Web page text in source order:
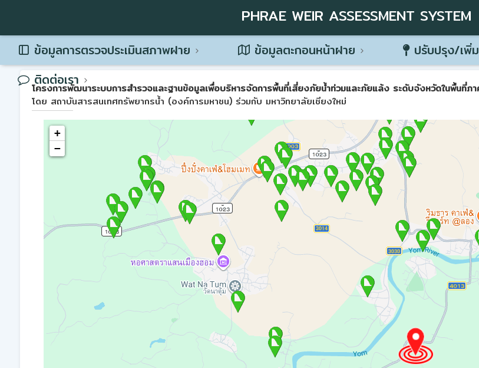
PHRAE WEIR ASSESSMENT SYSTEM
ข้อมูลการตรวจประเมินสภาพฝาย ข้อมูลตะกอนหน้าฝาย ปรับปรุง/เพิ่
ติดต่อเรา
โครงการพัฒนาระบบการสำรวจและฐานข้อมูลเพื่อบริหารจัดการพื้นที่เสี่ยงภัยน้ำท่วมและภัยแล้ง ระดับจังหวัดในพื้นที่ภ
โดย สถาบันสารสนเทศทรัพยากรน้ำ (องค์การมหาชน) ร่วมกับ มหาวิทยาลัยเชียงใหม่
+
−